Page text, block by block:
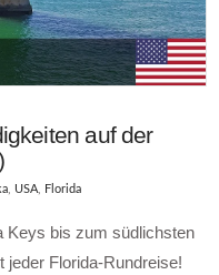
auf der
USA Florida
Keys bis zum südlichsten
jeder Florida-Rundreise!